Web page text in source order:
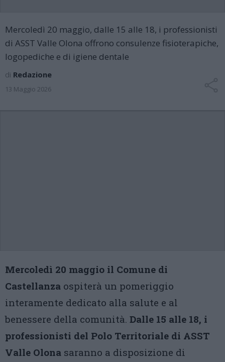
Mercoledì 20 maggio, dalle 15 alle 18, i professionisti
di ASST Valle Olona offrono consulenze fisioterapiche,
logopediche e di igiene dentale
di Redazione
13 Maggio 2026
Mercoledì 20 maggio il Comune di
Castellanza ospiterà un pomeriggio
interamente dedicato alla salute e al
benessere della comunità. Dalle 15 alle 18, i
professionisti del Polo Territoriale di ASST
Valle Olona saranno a disposizione di